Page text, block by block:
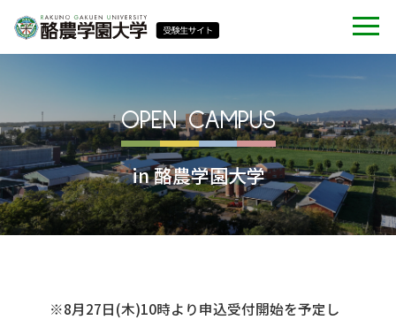
OPEN CAMPUS
in 酪農学園大学
※8月27日(木)10時より申込受付開始を予定し